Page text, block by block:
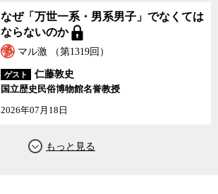
なぜ「万世一系・男系男子」でなくては
ならないのか
マル激 （第1319回）
ゲスト
仁藤敦史
国立歴史民俗博物館名誉教授
2026年07月18日